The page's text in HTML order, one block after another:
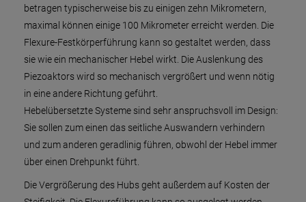
betragen typischerweise bis zu einigen zehn Mikrometern,
maximal können einige 100 Mikrometer erreicht werden. Die
Flexure-Festkörperführung kann so gestaltet werden, dass
sie wie ein mechanischer Hebel wirkt. Die Auslenkung des
Piezoaktors wird so mechanisch vergrößert und wenn nötig
in eine andere Richtung geführt.
Hebelübersetzte Systeme sind sehr anspruchsvoll im Design:
Sie sollen zum einen das seitliche Auswandern verhindern
und zum anderen geradlinig führen, obwohl der Hebel immer
über einen Drehpunkt führt.
Die Vergrößerung des Hubs geht außerdem auf Kosten der